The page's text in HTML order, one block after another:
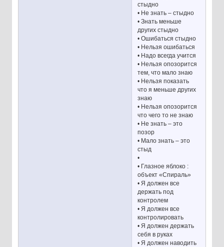
стыдно
• Не знать – стыдно
• Знать меньше
других стыдно
• Ошибаться стыдно
• Нельзя ошибаться
• Надо всегда учится
• Нельзя опозорится
тем, что мало знаю
• Нельзя показать
что я меньше других
знаю
• Нельзя опозорится
что чего то не знаю
• Не знать – это
позор
• Мало знать – это
стыд
•
• Глазное яблоко :
объект «Спираль»
• Я должен все
держать под
контролем
• Я должен все
контролировать
• Я должен держать
себя в руках
• Я должен наводить